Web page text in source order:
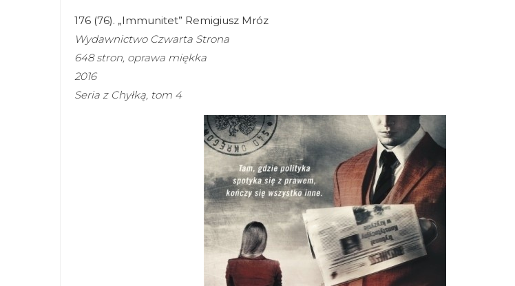
176 (76). „Immunitet” Remigiusz Mróz
Wydawnictwo Czwarta Strona
648 stron, oprawa miękka
2016
Seria z Chyłką, tom 4